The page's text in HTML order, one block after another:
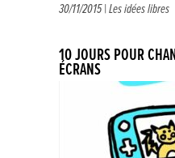
Frier & Aurélia Fronty – Dès 8
30/11/2015 |Les idées libres
10 JOURS POUR
ÉCRANS